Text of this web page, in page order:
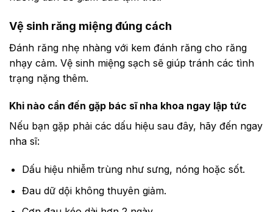
Vệ sinh răng miệng đúng cách
Đánh răng nhẹ nhàng với kem đánh răng cho răng
nhạy cảm. Vệ sinh miệng sạch sẽ giúp tránh các tình
trạng nặng thêm.
Khi nào cần đến gặp bác sĩ nha khoa ngay lập tức
Nếu bạn gặp phải các dấu hiệu sau đây, hãy đến ngay
nha sĩ:
Dấu hiệu nhiễm trùng như sưng, nóng hoặc sốt.
Đau dữ dội không thuyên giảm.